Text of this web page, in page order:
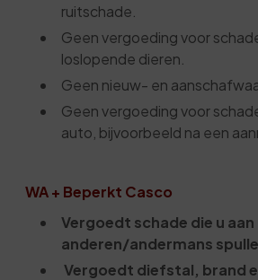
ruitschade.
Geen vergoeding voor
loslopende dieren.
Geen nieuw- en
Geen vergoeding voor
auto, bijvoorbeeld na een
WA + Beperkt Casco
Vergoedt schade die u aan
anderen/andermans
Vergoedt diefstal, brand